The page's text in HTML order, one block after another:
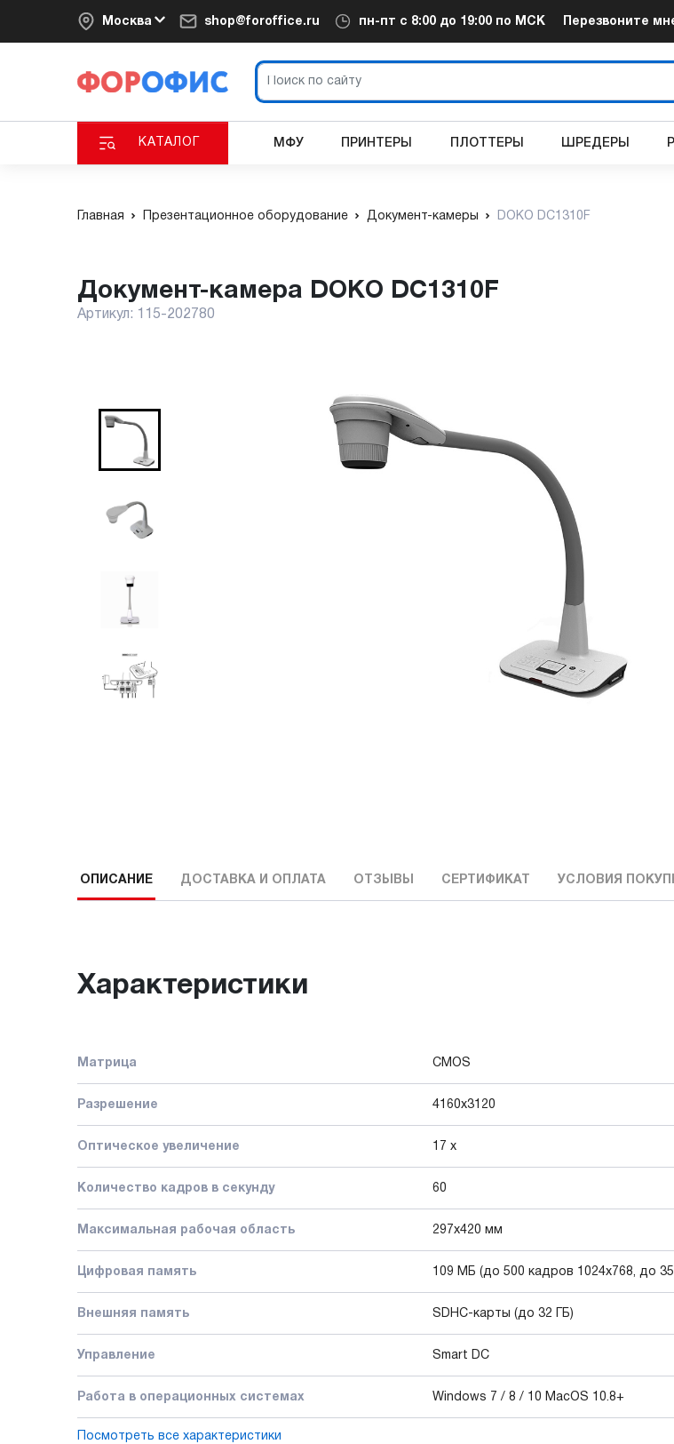
Москва shop@foroffice.ru пн-пт с 8:00 до 19:00 по МСК Перезвоните
КАТАЛОГ МФУ ПРИНТЕРЫ ПЛОТТЕРЫ ШРЕДЕРЫ
Главная Презентационное оборудование Документ-камеры DOKO DC1310F
Документ-камера DOKO DC1310F
Артикул: 115-202780
ОПИСАНИЕ ДОСТАВКА И ОПЛАТА ОТЗЫВЫ СЕРТИФИКАТ УСЛОВИЯ
Характеристики
Матрица CMOS
Разрешение 4160х3120
Оптическое увеличение 17 x
Количество кадров в секунду 60
Максимальная рабочая область 297x420 мм
Цифровая память 109 МБ (до 500 кадров 1024x768, до
Внешняя память SDHC-карты (до 32 ГБ)
Управление Smart DC
Работа в операционных системах Windows 7 / 8 / 10 MacOS 10.8+
Посмотреть все характеристики